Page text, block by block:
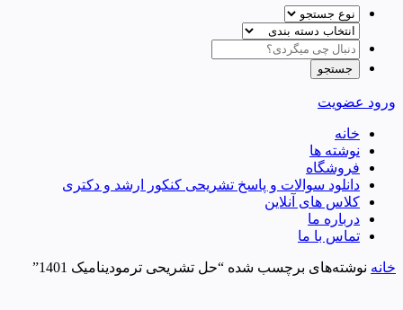
ورود عضویت
خانه
نوشته ها
فروشگاه
دانلود سوالات و پاسخ تشریحی کنکور ارشد و دکتری
کلاس های آنلاین
درباره ما
تماس با ما
خانه نوشته‌های برچسب شده “حل تشریحی ترمودینامیک 1401”